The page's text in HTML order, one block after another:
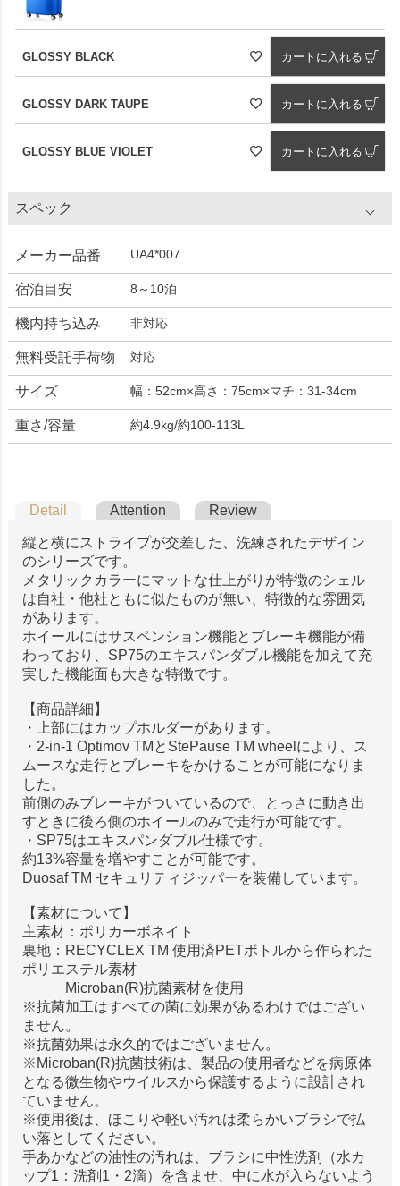
GLOSSY BLACK カートに入れる
GLOSSY DARK TAUPE カートに入れる
GLOSSY BLUE VIOLET カートに入れる
スペック
メーカー品番 UA4*007
宿泊目安 8～10泊
機内持ち込み 非対応
無料受託手荷物 対応
サイズ 幅：52cm×高さ：75cm×マチ：31-34cm
重さ/容量 約4.9kg/約100-113L
Detail Attention Review
縦と横にストライプが交差した、洗練されたデザイン
のシリーズです。
メタリックカラーにマットな仕上がりが特徴のシェル
は自社・他社ともに似たものが無い、特徴的な雰囲気
があります。
ホイールにはサスペンション機能とブレーキ機能が備
わっており、SP75のエキスパンダブル機能を加えて充
実した機能面も大きな特徴です。
【商品詳細】
・上部にはカップホルダーがあります。
・2-in-1 Optimov TMとStePause TM wheelにより、ス
ムースな走行とブレーキをかけることが可能になりま
した。
前側のみブレーキがついているので、とっさに動き出
すときに後ろ側のホイールのみで走行が可能です。
・SP75はエキスパンダブル仕様です。
約13%容量を増やすことが可能です。
Duosaf TM セキュリティジッパーを装備しています。
【素材について】
主素材：ポリカーボネイト
裏地：RECYCLEX TM 使用済PETボトルから作られた
ポリエステル素材
Microban(R)抗菌素材を使用
※抗菌加工はすべての菌に効果があるわけではござい
ません。
※抗菌効果は永久的ではございません。
※Microban(R)抗菌技術は、製品の使用者などを病原体
となる微生物やウイルスから保護するように設計され
ていません。
※使用後は、ほこりや軽い汚れは柔らかいブラシで払
い落としてください。
手あかなどの油性の汚れは、ブラシに中性洗剤（水カ
ップ1：洗剤1・2滴）を含ませ、中に水が入らないよう